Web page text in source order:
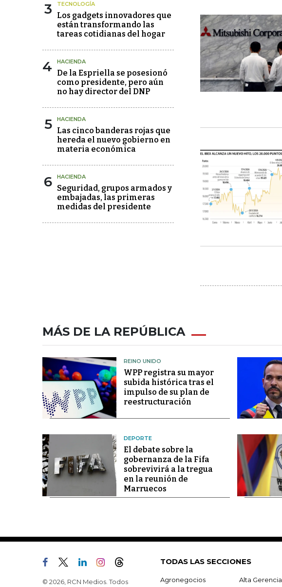
3 TECNOLOGÍA
Los gadgets innovadores que
están transformando las
tareas cotidianas del hogar
4 HACIENDA
De la Espriella se posesionó
como presidente, pero aún
no hay director del DNP
5 HACIENDA
Las cinco banderas rojas que
hereda el nuevo gobierno en
materia económica
6 HACIENDA
Seguridad, grupos armados y
embajadas, las primeras
medidas del presidente
MÁS DE LA REPÚBLICA
REINO UNIDO
WPP registra su mayor
subida histórica tras el
impulso de su plan de
reestructuración
DEPORTE
El debate sobre la
gobernanza de la Fifa
sobrevivirá a la tregua
en la reunión de
Marruecos
© 2026, RCN Medios. Todos
TODAS LAS SECCIONES
Agronegocios Alta Gerencia